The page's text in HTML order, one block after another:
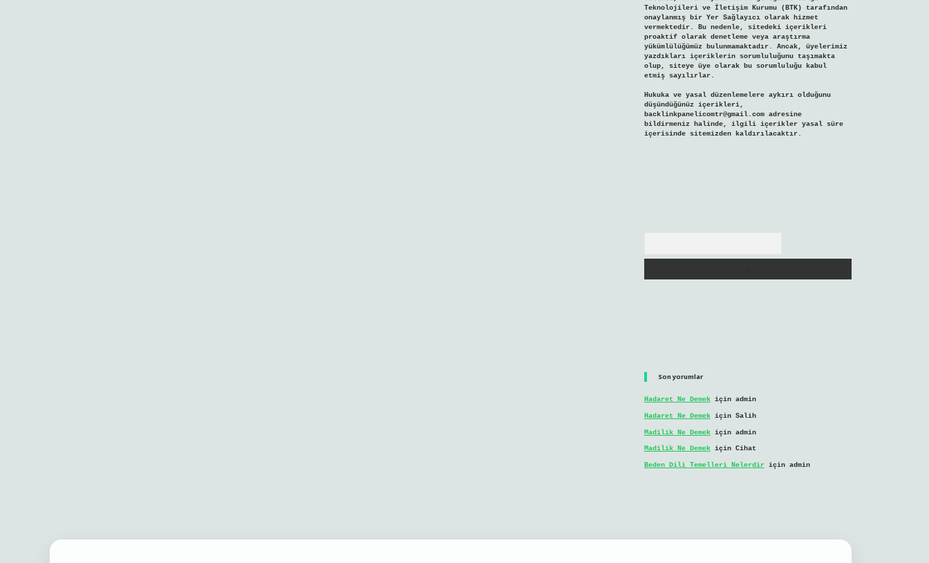
Teknolojileri ve İletişim Kurumu (BTK) tarafından
onaylanmış bir Yer Sağlayıcı olarak hizmet
vermektedir. Bu nedenle, sitedeki içerikleri
proaktif olarak denetleme veya araştırma
yükümlülüğümüz bulunmamaktadır. Ancak, üyelerimiz
yazdıkları içeriklerin sorumluluğunu taşımakta
olup, siteye üye olarak bu sorumluluğu kabul
etmiş sayılırlar.
Hukuka ve yasal düzenlemelere aykırı olduğunu
düşündüğünüz içerikleri,
backlinkpanelicomtr@gmail.comadresine
bildirmeniz halinde, ilgili içerikler yasal süre
içerisinde sitemizden kaldırılacaktır.
Son yorumlar
Hadaret Ne Demekiçin admin
Hadaret Ne Demekiçin Salih
Madilik Ne Demekiçin admin
Madilik Ne Demekiçin Cihat
Beden Dili Temelleri Nelerdiriçin admin